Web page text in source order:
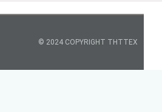
© 2024 COPYRIGHT THTTEX